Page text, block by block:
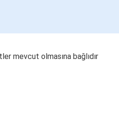
mevcut olmasına bağlıdır